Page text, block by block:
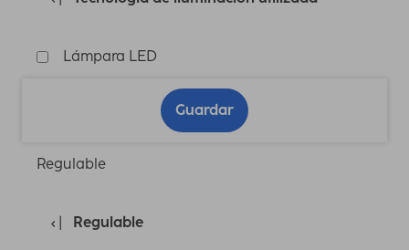
Lámpara LED
Guardar
Regulable
Regulable